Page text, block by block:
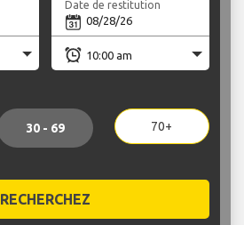
Date de restitution
30 - 69 70+
RECHERCHEZ